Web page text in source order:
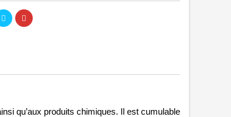
qu’aux produits chimiques. Il est cumulable